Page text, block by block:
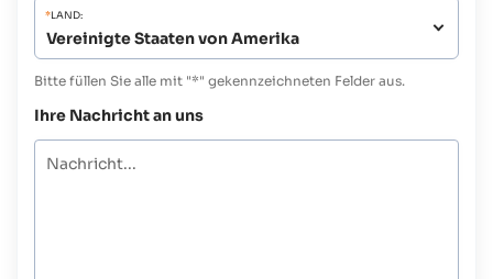
*LAND:
Bitte füllen Sie alle mit "*" gekennzeichneten Felder aus.
Ihre Nachricht an uns